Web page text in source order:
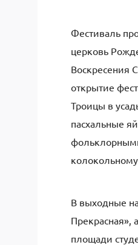
Фестиваль
церковь
Воскресения
открытие
Троицы в
пасхальные
В выходные
Прекрасная»,
площади